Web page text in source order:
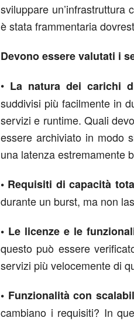
sviluppare
è stata frammentaria
Devono essere valutati i
• La natura dei carichi
suddivisi più facilmente in
servizi e runtime. Quali
essere archiviato in modo
una latenza estremamente
• Requisiti di capacità
durante un burst, ma non
• Le licenze e le
questo può essere
servizi più velocemente di
• Funzionalità con
cambiano i requisiti? In